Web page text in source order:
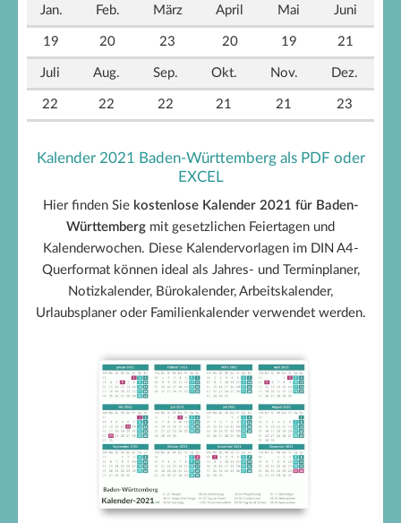
Jan. Feb. März April Mai Juni
19 20 23 20 19 21
Juli Aug. Sep. Okt. Nov. Dez.
22 22 22 21 21 23
Kalender 2021 Baden-Württemberg als PDF oder
EXCEL
Hier finden Sie kostenlose Kalender 2021 für Baden-
Württemberg mit gesetzlichen Feiertagen und
Kalenderwochen. Diese Kalendervorlagen im DIN A4-
Querformat können ideal als Jahres- und Terminplaner,
Notizkalender, Bürokalender, Arbeitskalender,
Urlaubsplaner oder Familienkalender verwendet werden.
Baden-Württemberg Kalender
2021 + Feiertage